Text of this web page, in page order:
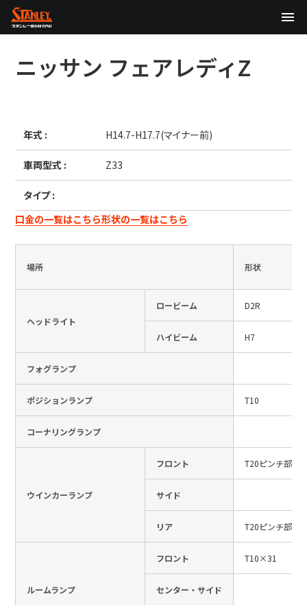
日本語 English 中文
製品検索
全て
VFHY1104P、LLF0111A、ULR4B、SL035
企業情報
テクノロジー
サステナビリティ
株主・投資家情報
ニュース
ニッサン フェアレディZ
年式 : H14.7-H17.7(マイナー前)
車両型式 : Z33
タイプ :
口金の一覧はこちら形状の一覧はこちら
場所 形状
ヘッドライト
ロービーム D2R
ハイビーム H7
フォグランプ
ポジションランプ T10
コーナリングランプ
ウインカーランプ
フロント T20ピンチ部違
サイド
リア T20ピンチ部違
ルームランプ
フロント T10×31
センター・サイド